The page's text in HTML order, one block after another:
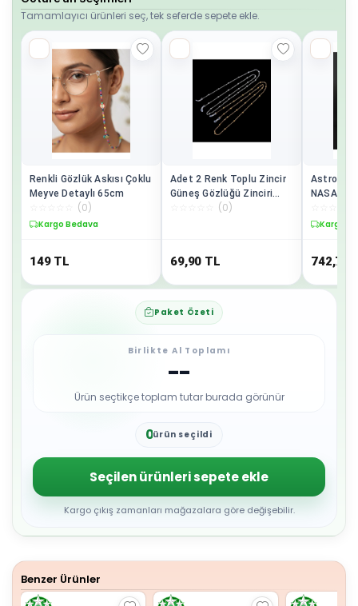
Tamamlayıcı ürünleri seç, tek seferde sepete ekle.
Renkli Gözlük Askısı Çoklu
Meyve Detaylı 65cm
(0)
Kargo Bedava
149 TL
Adet 2 Renk Toplu Zincir
Güneş Gözlüğü Zinciri
Gözlük Ipi Askısı
(0)
69,90 TL
Astronot
NASA
Kargo
742,71
Paket Özeti
Birlikte Al Toplamı
--
Ürün seçtikçe toplam tutar burada görünür
0
2
3
4
5
6
8
ürün seçildi
Seçilen ürünleri sepete ekle
Kargo çıkış zamanları mağazalara göre değişebilir.
Benzer Ürünler